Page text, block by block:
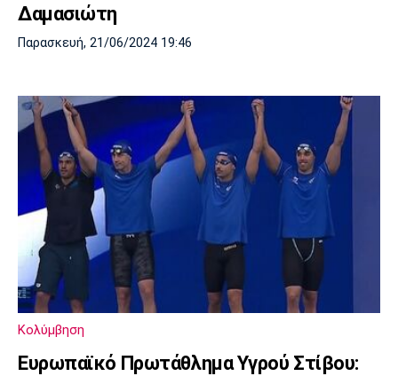
Δαμασιώτη
Παρασκευή, 21/06/2024 19:46
Κολύμβηση
Ευρωπαϊκό Πρωτάθλημα Yγρού Στίβου: